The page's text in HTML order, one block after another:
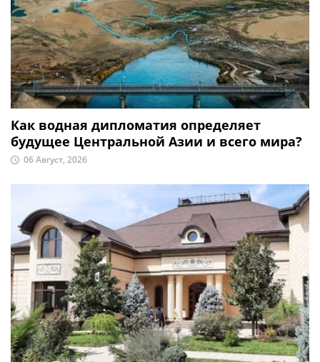
Как водная дипломатия определяет
будущее Центральной Азии и всего мира?
06 Август, 2026